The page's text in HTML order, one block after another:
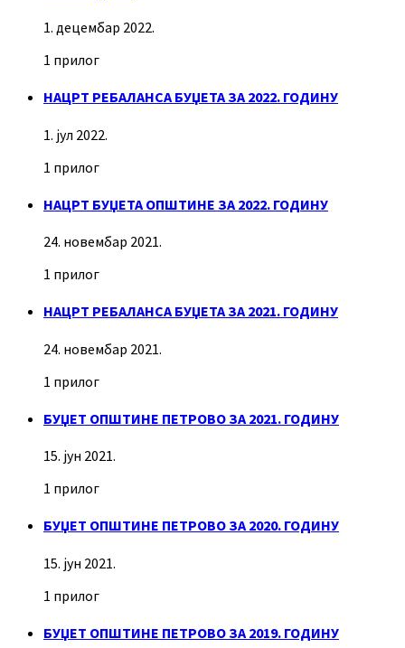
1. децембар 2022.
1 прилог
НАЦРТ РЕБАЛАНСА БУЏЕТА ЗА 2022. ГОДИНУ
1. јул 2022.
1 прилог
НАЦРТ БУЏЕТА ОПШТИНЕ ЗА 2022. ГОДИНУ
24. новембар 2021.
1 прилог
НАЦРТ РЕБАЛАНСА БУЏЕТА ЗА 2021. ГОДИНУ
24. новембар 2021.
1 прилог
БУЏЕТ ОПШТИНЕ ПЕТРОВО ЗА 2021. ГОДИНУ
15. јун 2021.
1 прилог
БУЏЕТ ОПШТИНЕ ПЕТРОВО ЗА 2020. ГОДИНУ
15. јун 2021.
1 прилог
БУЏЕТ ОПШТИНЕ ПЕТРОВО ЗА 2019. ГОДИНУ